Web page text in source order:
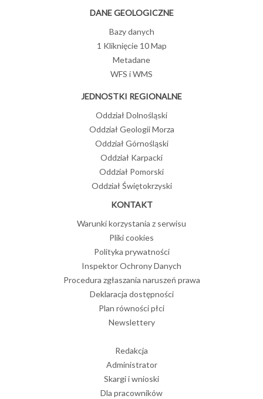
na podkładzie topograficznym 1:50 000 w układzie
DANE GEOLOGICZNE
Bazy danych
1 Kliknięcie 10 Map
Metadane
WFS i WMS
JEDNOSTKI REGIONALNE
Oddział Dolnośląski
Oddział Geologii Morza
Oddział Górnośląski
Oddział Karpacki
Oddział Pomorski
Oddział Świętokrzyski
KONTAKT
Warunki korzystania z serwisu
Pliki cookies
Polityka prywatności
Inspektor Ochrony Danych
Procedura zgłaszania naruszeń prawa
Deklaracja dostępności
Plan równości płci
Newslettery
Redakcja
Administrator
Skargi i wnioski
Dla pracowników